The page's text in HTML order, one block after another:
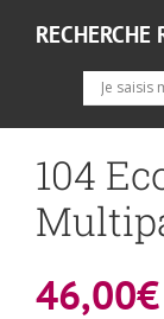
RECHERCHE
104
46,00€